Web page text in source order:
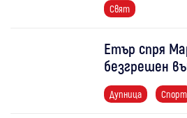
Свят
Етър спря
безгрешен
Дупница Спорт